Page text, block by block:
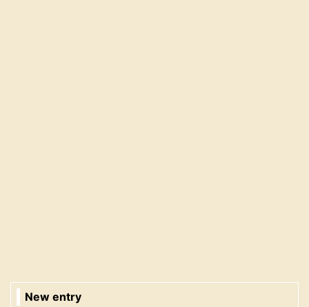
New entry